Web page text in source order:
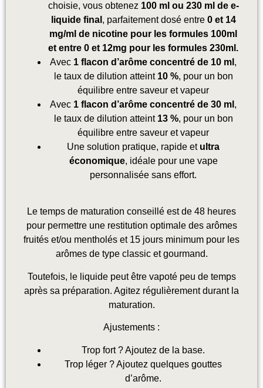
choisie, vous obtenez 100 ml ou 230 ml de e-
liquide final , parfaitement dosé entre 0 et 14
mg/ml de nicotine pour les formules 100ml
et entre 0 et 12mg pour les formules 230ml.
Avec 1 flacon d’arôme concentré de 10 ml ,
le taux de dilution atteint 10 %, pour un bon
équilibre entre saveur et vapeur
Avec 1 flacon d’arôme concentré de 30 ml ,
le taux de dilution atteint 13 %, pour un bon
équilibre entre saveur et vapeur
Une solution pratique, rapide et ultra
économique, idéale pour une vape
personnalisée sans effort.
Le temps de maturation conseillé est de 48 heures
pour permettre une restitution optimale des arômes
fruités et/ou mentholés et 15 jours minimum pour les
arômes de type classic et gourmand.
Toutefois, le liquide peut être vapoté peu de temps
après sa préparation. Agitez régulièrement durant la
maturation.
Ajustements :
Trop fort ? Ajoutez de la base.
Trop léger ? Ajoutez quelques gouttes
d’arôme.